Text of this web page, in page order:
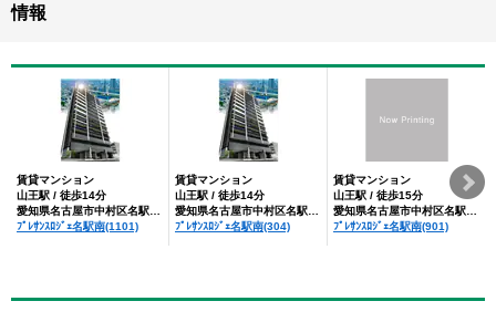
情報
賃貸マンション
山王駅 / 徒歩14分
愛知県名古屋市中村区名駅南３丁目
ﾌﾟﾚｻﾝｽﾛｼﾞｪ名駅南(1101)
賃貸マンション
山王駅 / 徒歩14分
愛知県名古屋市中村区名駅南３丁目
ﾌﾟﾚｻﾝｽﾛｼﾞｪ名駅南(304)
賃貸マンション
山王駅 / 徒歩15分
愛知県名古屋市中村区名駅南３丁目
ﾌﾟﾚｻﾝｽﾛｼﾞｪ名駅南(901)